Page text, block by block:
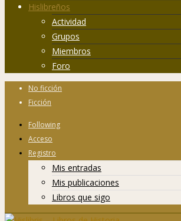
Hislibreños
Actividad
Grupos
Miembros
Foro
No ficción
Ficción
Following
Acceso
Registro
Mis entradas
Mis publicaciones
Libros que sigo